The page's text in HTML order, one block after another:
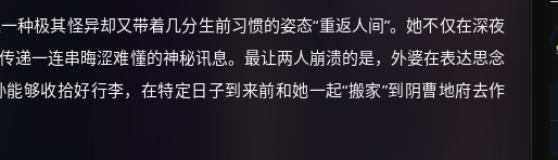
种极其怪异却又带着几分生前习惯的姿态“重返人间”。她不仅在深夜
递一连串晦涩难懂的神秘讯息。最让两人崩溃的是，外婆在表达思念
够收拾好行李，在特定日子到来前和她一起“搬家”到阴曹地府去作
☕
朋友们辛苦了 💦